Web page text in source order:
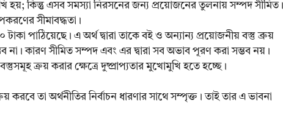
হয়; কিন্তু এসব সমস্যা নিরসনের জন্য প্রয়োজনের তুলনায় সম্পদ সীমিত।
সীমাবদ্ধতা।
পাঠিয়েছে। এ অর্থ দ্বারা তাকে বই ও অন্যান্য প্রয়োজনীয় বস্তু ব্রুয়
না। কারণ সীমিত সম্পদ এবং এর দ্বারা সব অভাব পূরণ করা সম্ভব নয়।
ক্রয় করার ক্ষেত্রে দুষ্প্রাপ্যতার মুখোমুখি হতে হচ্ছে।
তা অর্থনীতির নির্বাচন ধারণার সাথে সম্পৃক্ত। তাই তার এ ভাবনা